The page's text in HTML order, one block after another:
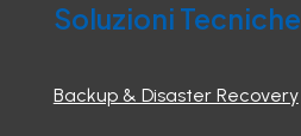
Soluzioni Tecniche
Backup & Disaster Recovery